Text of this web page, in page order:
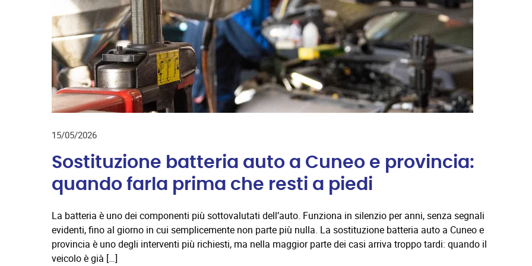
15/05/2026
Sostituzione batteria auto a Cuneo e provincia:
quando farla prima che resti a piedi
La batteria è uno dei componenti più sottovalutati dell’auto. Funziona in silenzio per anni, senza segnali
evidenti, fino al giorno in cui semplicemente non parte più nulla. La sostituzione batteria auto a Cuneo e
provincia è uno degli interventi più richiesti, ma nella maggior parte dei casi arriva troppo tardi: quando il
veicolo è già […]